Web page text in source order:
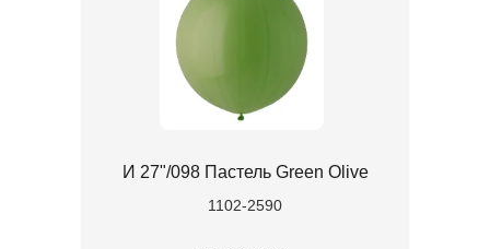
И 27"/098 Пастель Green Olive
1102-2590